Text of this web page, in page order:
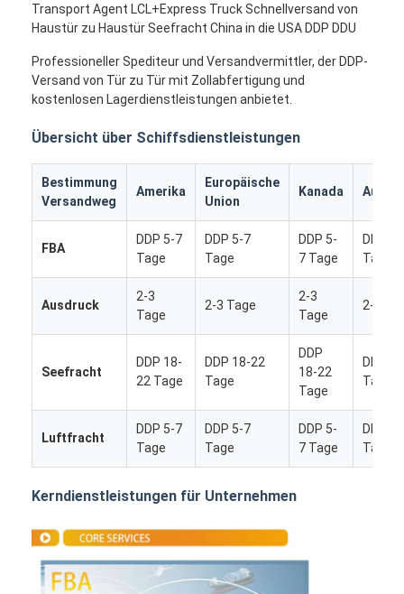
Transport Agent LCL+Express Truck Schnellversand von
Haustür zu Haustür Seefracht China in die USA DDP DDU
Professioneller Spediteur und Versandvermittler, der DDP-
Versand von Tür zu Tür mit Zollabfertigung und
kostenlosen Lagerdienstleistungen anbietet.
Übersicht über Schiffsdienstleistungen
Bestimmung
Versandweg
Amerika
Europäische
Union
Kanada
FBA
DDP 5-7
Tage
DDP 5-7
Tage
DDP 5-
7 Tage
DDP
Tage
Ausdruck
2-3
Tage
2-3 Tage
2-3
Tage
2-3
Seefracht
DDP 18-
22 Tage
DDP 18-22
Tage
DDP
18-22
Tage
DDP
Tage
Luftfracht
DDP 5-7
Tage
DDP 5-7
Tage
DDP 5-
7 Tage
DDP
Tage
Kerndienstleistungen für Unternehmen